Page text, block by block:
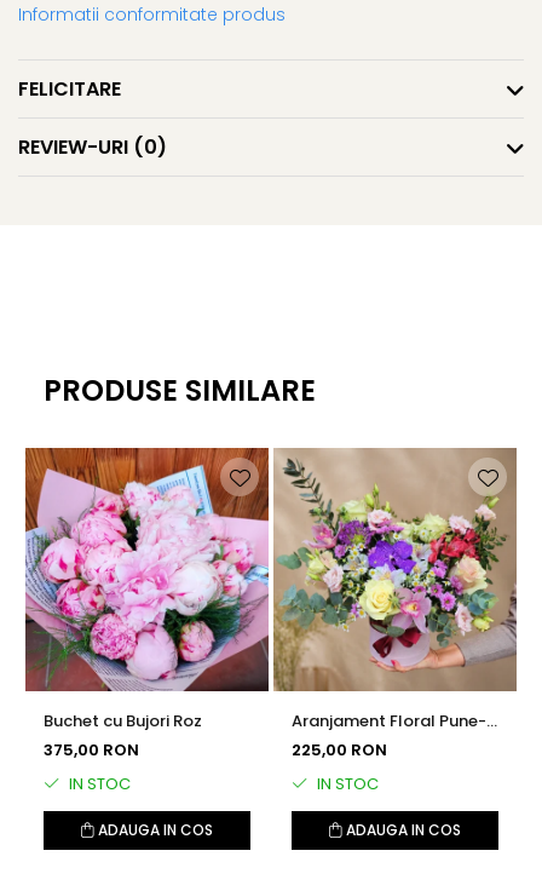
Informatii conformitate produs
FELICITARE
REVIEW-URI (0)
PRODUSE SIMILARE
Buchet cu Bujori Roz
375,00 RON
IN STOC
ADAUGA IN COS
Aranjament Floral Pune-ti
o Dorinta
225,00 RON
IN STOC
ADAUGA IN COS